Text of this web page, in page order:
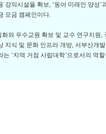
강의시설을 확보, ‘동아 미래인 양성’
모금 캠페인이다.
와 우수교원 확보 및 교수 연구지원,
지식 및 문화 인프라 개방, 서부산개
‘지역 거점 사립대학’으로서의 역